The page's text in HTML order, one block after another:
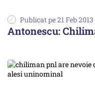
Publicat pe 21 Feb 2013
Antonescu: